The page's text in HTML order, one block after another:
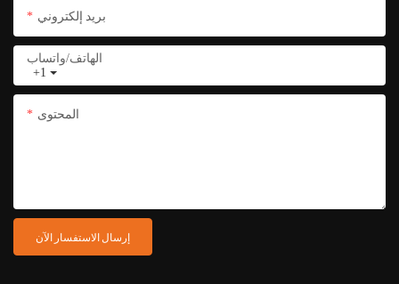
بريد إلكتروني
+1
الهاتف/واتساب
المحتوى
إرسال الاستفسار الآن